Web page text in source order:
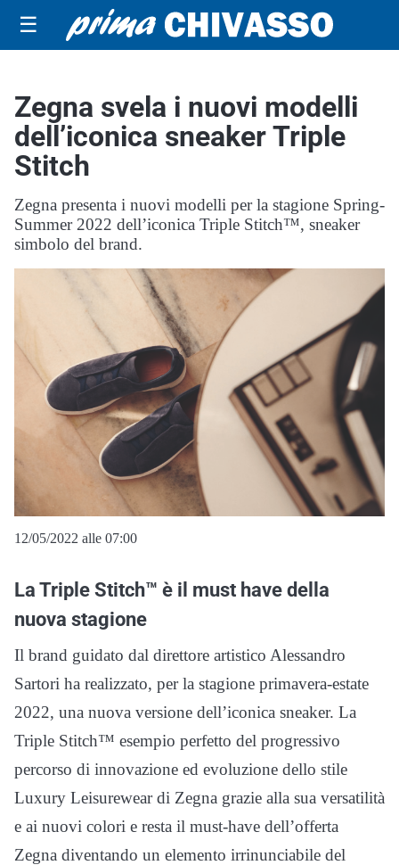
☰
Zegna svela i nuovi modelli
dell’iconica sneaker Triple
Stitch
Zegna presenta i nuovi modelli per la stagione Spring-
Summer 2022 dell’iconica Triple Stitch™, sneaker
simbolo del brand.
12/05/2022 alle 07:00
La Triple Stitch™ è il must have della
nuova stagione
Il brand guidato dal direttore artistico Alessandro
Sartori ha realizzato, per la stagione primavera-estate
2022, una nuova versione dell’iconica sneaker. La
Triple Stitch™ esempio perfetto del progressivo
percorso di innovazione ed evoluzione dello stile
Luxury Leisurewear di Zegna grazie alla sua versatilità
e ai nuovi colori e resta il must-have dell’offerta
Zegna diventando un elemento irrinunciabile del